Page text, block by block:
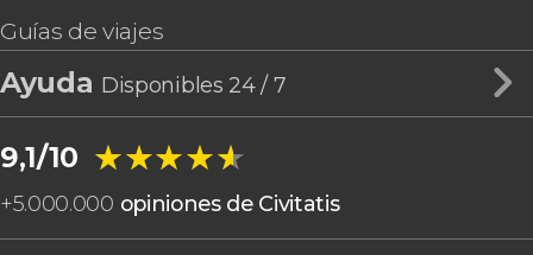
Guías de viajes
Ayuda Disponibles 24 / 7
9,1/10 ★★★★★
★★★★★
+5.000.000 opiniones de Civitatis